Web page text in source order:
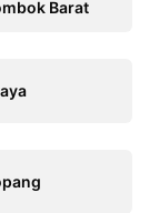
Barat